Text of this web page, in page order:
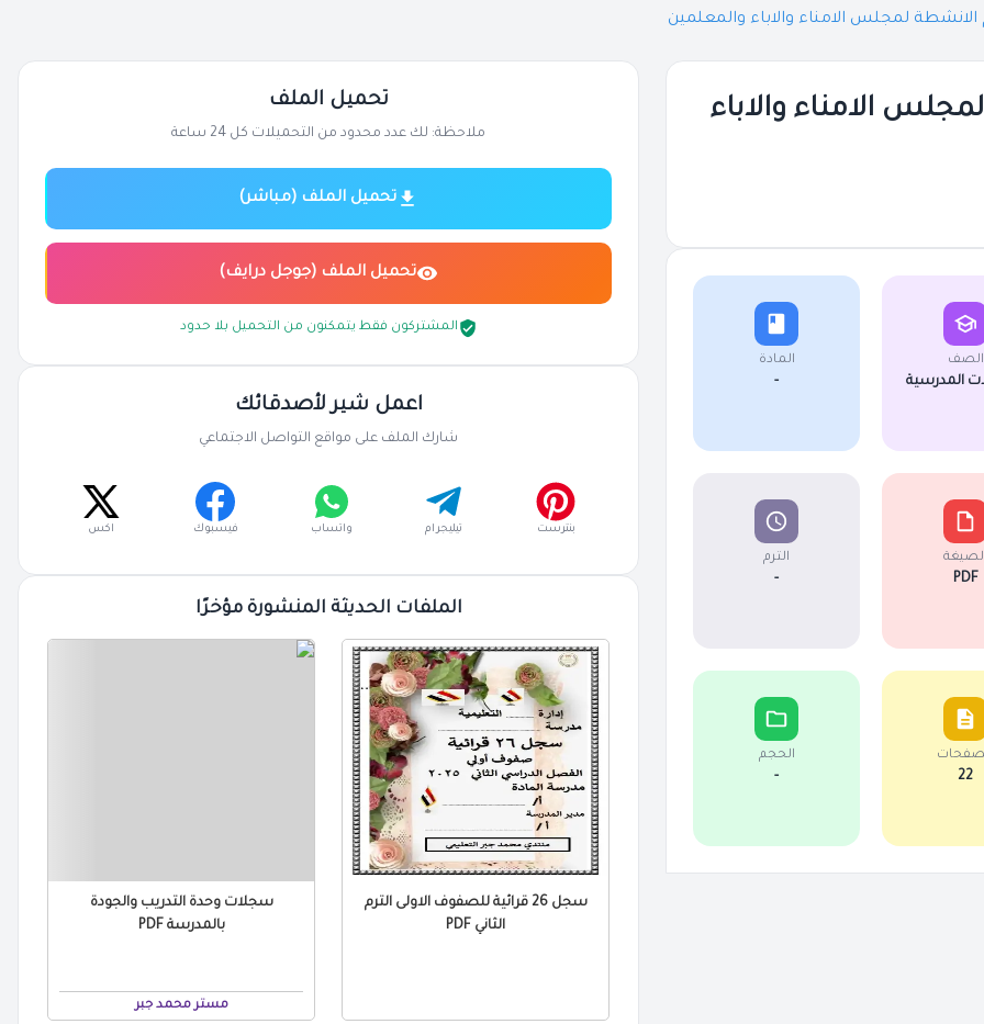
لمجلس الامناء والاباء والمعلمين
الامناء والاباء
الصف
المدرسية
المادة
-
PDF
الترم
-
22
الحجم
-
تحميل الملف
ملاحظة: لك عدد محدود من التحميلات كل 24 ساعة
تحميل الملف (مباشر)
تحميل الملف (جوجل درايف)
المشتركون فقط يتمكنون من التحميل بلا حدود
اعمل شير لأصدقائك
شارك الملف على مواقع التواصل الاجتماعي
بنترست تيليجرام واتساب فيسبوك اكس
الملفات الحديثة المنشورة مؤخرًا
سجل 26 قرائية للصفوف الاولى الترم
الثاني PDF
سجلات وحدة التدريب والجودة
بالمدرسة PDF
مستر محمد جبر